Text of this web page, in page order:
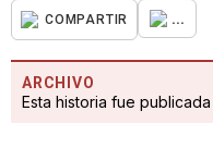
COMPARTIR ...
ARCHIVO
Esta historia fue